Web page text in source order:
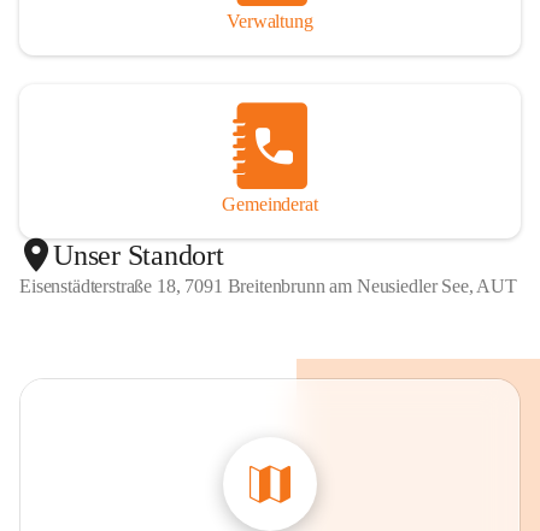
Verwaltung
Gemeinderat
Unser Standort
Eisenstädterstraße 18, 7091 Breitenbrunn am Neusiedler See, AUT